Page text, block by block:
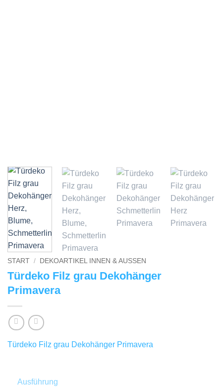
START / DEKOARTIKEL INNEN & AUSSEN
Türdeko Filz grau Dekohänger
Primavera
Türdeko Filz grau Dekohänger Primavera
Ausführung